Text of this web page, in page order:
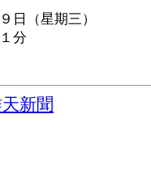
日（星期三）
分
天新聞